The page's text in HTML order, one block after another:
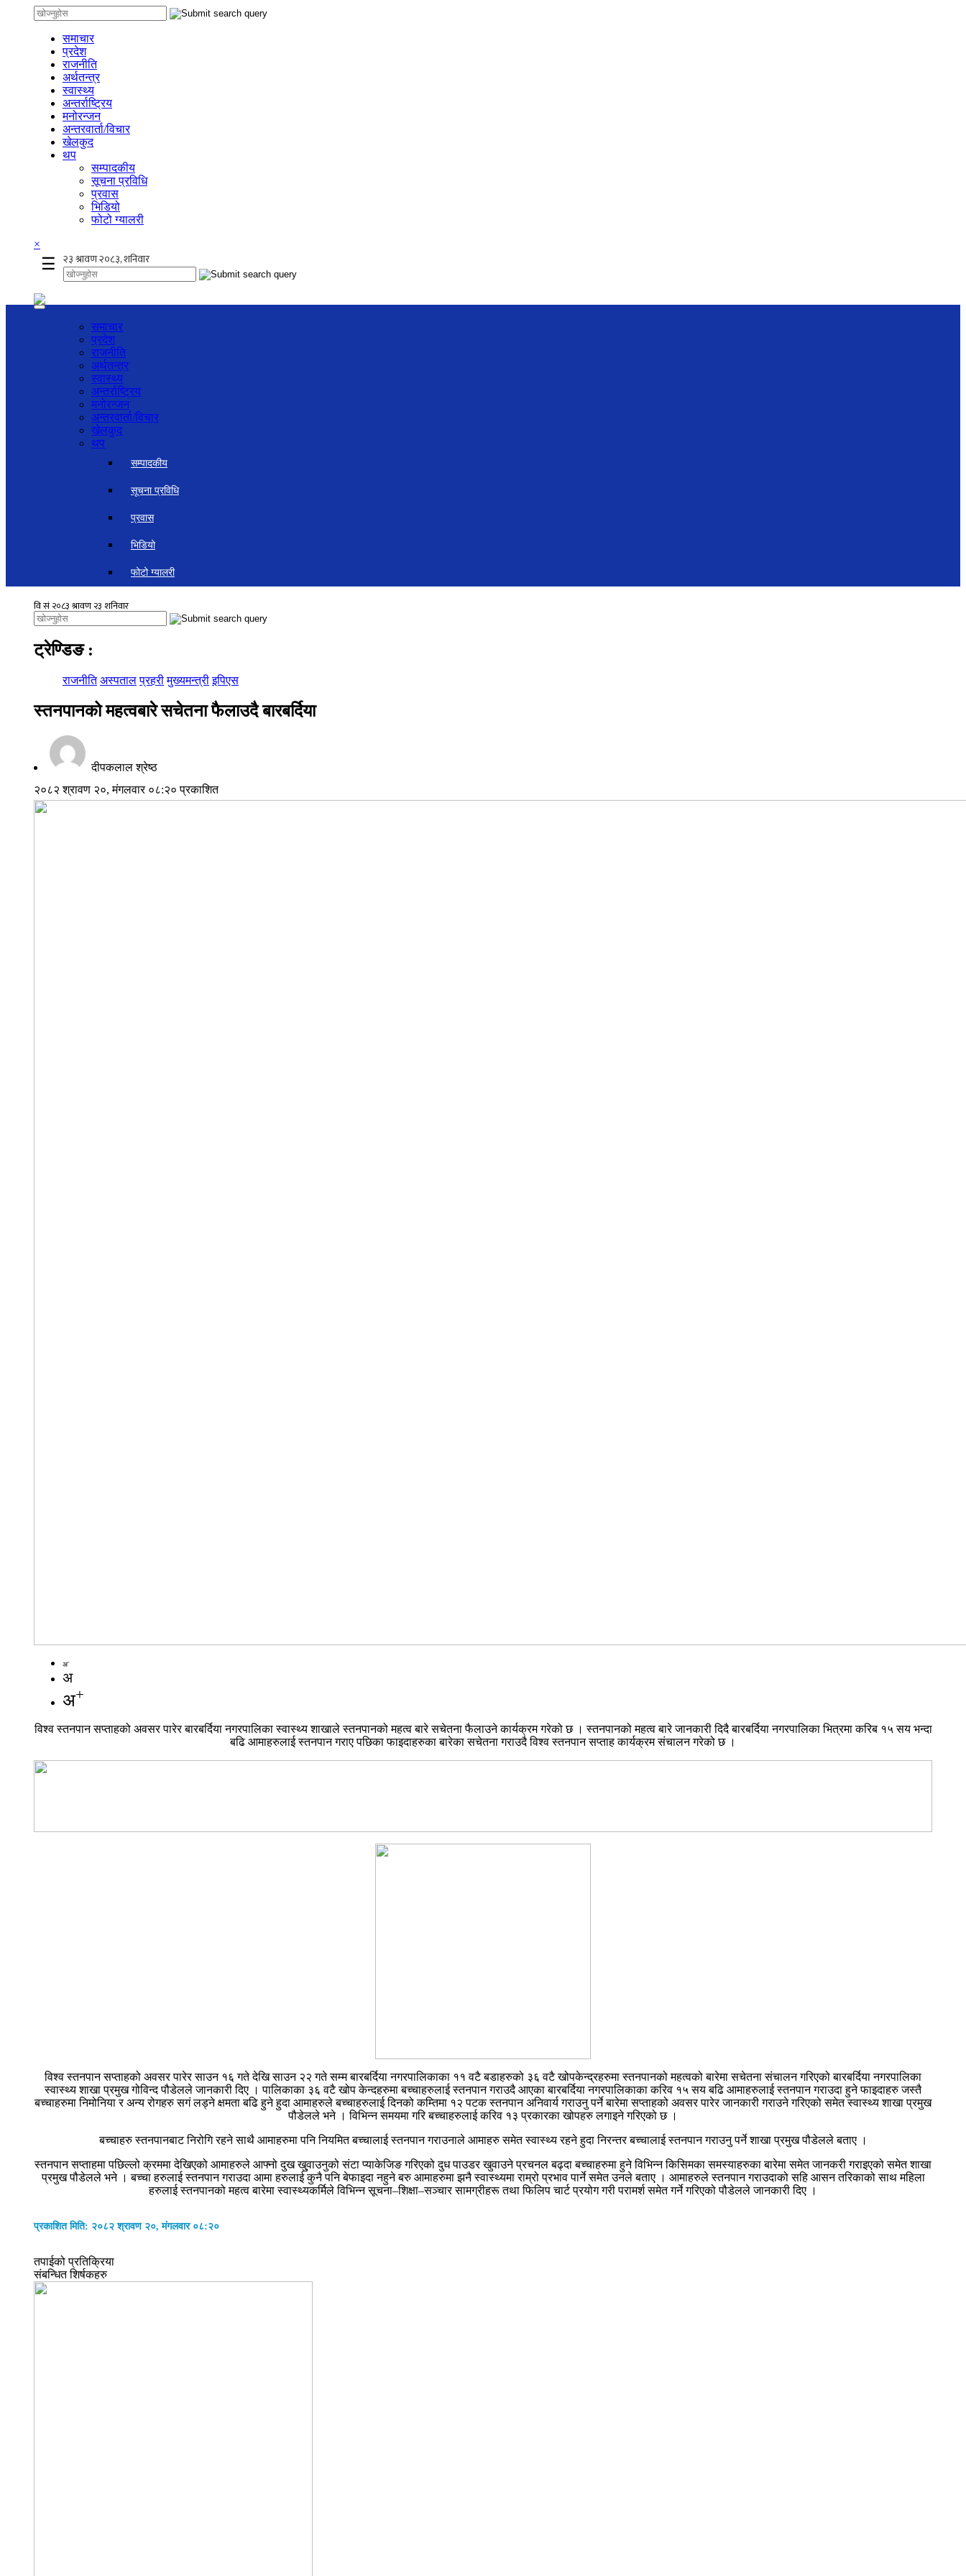
समाचार
प्रदेश
राजनीति
अर्थतन्त्र
स्वास्थ्य
अन्तर्राष्ट्रिय
मनोरन्जन
अन्तरवार्ता/विचार
खेलकुद
थप
सम्पादकीय
सूचना प्रविधि
प्रवास
भिडियो
फोटो ग्यालरी
×
☰
समाचार
प्रदेश
राजनीति
अर्थतन्त्र
स्वास्थ्य
अन्तर्राष्ट्रिय
मनोरन्जन
अन्तरवार्ता/विचार
खेलकुद
थप
सम्पादकीय
सूचना प्रविधि
प्रवास
भिडियो
फोटो ग्यालरी
ट्रेण्डिङ :
राजनीति अस्पताल प्रहरी मुख्यमन्त्री इपिएस
स्तनपानको महत्वबारे सचेतना फैलाउदै बारबर्दिया
दीपकलाल श्रेष्ठ
२०८२ श्रावण २०, मंगलवार ०८:२० प्रकाशित
अ-
अ
अ+
विश्व स्तनपान सप्ताहको अवसर पारेर बारबर्दिया नगरपालिका स्वास्थ्य शाखाले स्तनपानको महत्व बारे सचेतना फैलाउने कार्यक्रम गरेको छ । स्तनपानको महत्व बारे जानकारी दिदै बारबर्दिया नगरपालिका भित्रमा करिब १५ सय भन्दा
बढि आमाहरुलाई स्तनपान गराए पछिका फाइदाहरुका बारेका सचेतना गराउदै विश्व स्तनपान सप्ताह कार्यक्रम संचालन गरेको छ ।
विश्व स्तनपान सप्ताहको अवसर पारेर साउन १६ गते देखि साउन २२ गते सम्म बारबर्दिया नगरपालिकाका ११ वटै बडाहरुको ३६ वटै खोपकेन्द्रहरुमा स्तनपानको महत्वको बारेमा सचेतना संचालन गरिएको बारबर्दिया नगरपालिका
स्वास्थ्य शाखा प्रमुख गोविन्द पौडेलले जानकारी दिए । पालिकाका ३६ वटै खोप केन्दहरुमा बच्चाहरुलाई स्तनपान गराउदै आएका बारबर्दिया नगरपालिकाका करिव १५ सय बढि आमाहरुलाई स्तनपान गराउदा हुने फाइदाहरु जस्तै
बच्चाहरुमा निमोनिया र अन्य रोगहरु सगं लड्ने क्षमता बढि हुने हुदा आमाहरुले बच्चाहरुलाई दिनको कम्तिमा १२ पटक स्तनपान अनिवार्य गराउनु पर्ने बारेमा सप्ताहको अवसर पारेर जानकारी गराउने गरिएको समेत स्वास्थ्य शाखा प्रमुख
पौडेलले भने । विभिन्न समयमा गरि बच्चाहरुलाई करिव १३ प्रकारका खोपहरु लगाइने गरिएको छ ।
बच्चाहरु स्तनपानबाट निरोगि रहने साथै आमाहरुमा पनि नियमित बच्चालाई स्तनपान गराउनाले आमाहरु समेत स्वास्थ्य रहने हुदा निरन्तर बच्चालाई स्तनपान गराउनु पर्ने शाखा प्रमुख पौडेलले बताए ।
स्तनपान सप्ताहमा पछिल्लो क्रममा देखिएको आमाहरुले आफ्नो दुख खु्वाउनुको संटा प्याकेजिङ गरिएको दुध पाउडर खुवाउने प्रचनल बढ्दा बच्चाहरुमा हुने विभिन्न किसिमका समस्याहरुका बारेमा समेत जानकरी गराइएको समेत शाखा
प्रमुख पौडेलले भने । बच्चा हरुलाई स्तनपान गराउदा आमा हरुलाई कुनै पनि बेफाइदा नहुने बरु आमाहरुमा झनै स्वास्थ्यमा राम्रो प्रभाव पार्ने समेत उनले बताए । आमाहरुले स्तनपान गराउदाको सहि आसन तरिकाको साथ महिला
हरुलाई स्तनपानको महत्व बारेमा स्वास्थ्यकर्मिले विभिन्न सूचना–शिक्षा–सञ्चार सामग्रीहरू तथा फिलिप चार्ट प्रयोग गरी परामर्श समेत गर्ने गरिएको पौडेलले जानकारी दिए ।
प्रकाशित मिति: २०८२ श्रावण २०, मंगलवार ०८:२०
तपाईको प्रतिक्रिया
संबन्धित शिर्षकहरु